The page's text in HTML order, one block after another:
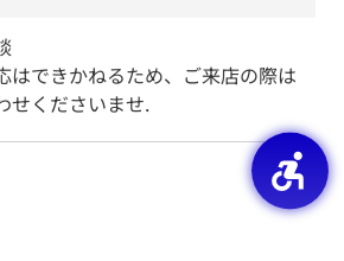
はできかねるため、ご来店の際は
せくださいませ.